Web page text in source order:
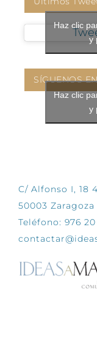
Haz clic
y
SÍGUENOS
Haz clic
y
C/ Alfonso I, 18
50003 Zaragoza
Teléfono: 976